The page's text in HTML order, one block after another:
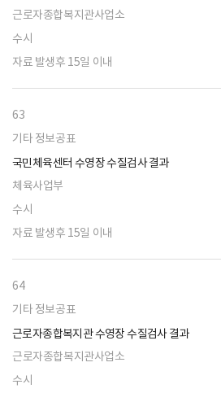
근로자종합복지관사업소
수시
자료 발생후 15일 이내
63
기타 정보공표
국민체육센터 수영장 수질검사 결과
체육사업부
수시
자료 발생후 15일 이내
64
기타 정보공표
근로자종합복지관 수영장 수질검사 결과
근로자종합복지관사업소
수시